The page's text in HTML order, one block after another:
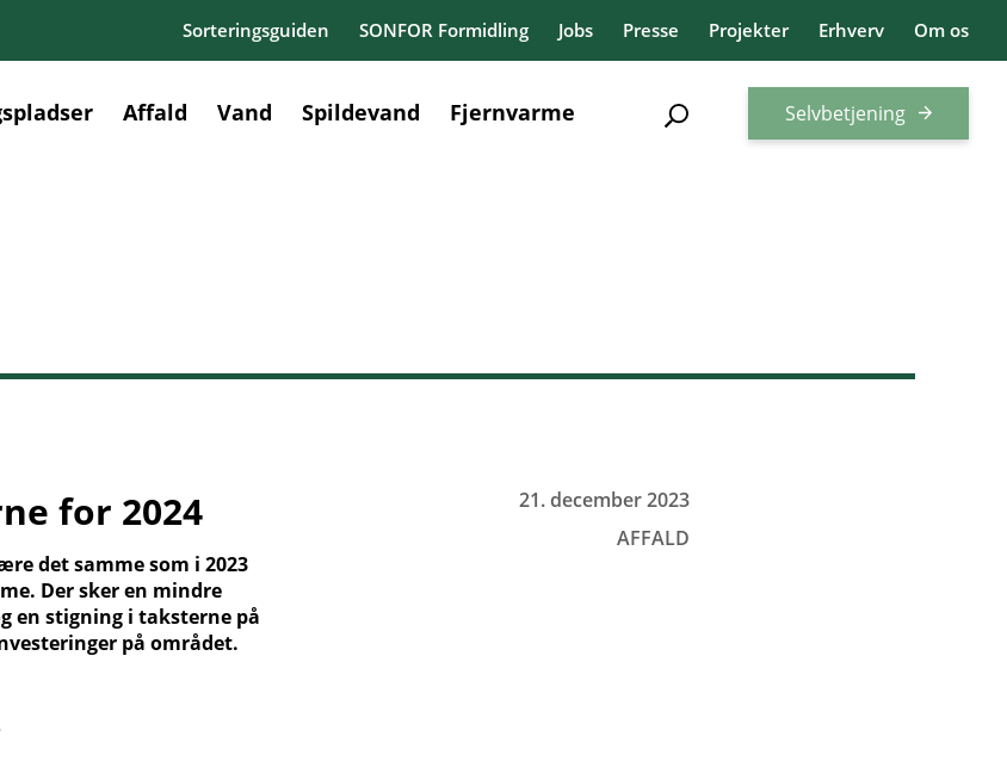
Sorteringsguiden SONFOR Formidling Jobs Presse Projekter Erhverv Om os
Affald Vand Spildevand Fjernvarme Selvbetjening
for 2024
21. december 2023
AFFALD
det samme som i 2023
Der sker en mindre
en stigning i taksterne på
på området.